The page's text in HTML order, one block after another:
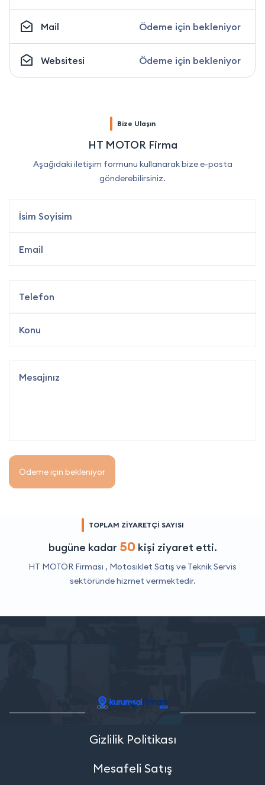
Mail Ödeme için bekleniyor
Websitesi Ödeme için bekleniyor
Bize Ulaşın
HT MOTOR Firma
Aşağıdaki iletişim formunu kullanarak bize e-posta
gönderebilirsiniz.
Ödeme için bekleniyor
TOPLAM ZİYARETÇİ SAYISI
bugüne kadar 50 kişi ziyaret etti.
HT MOTOR Firması , Motosiklet Satış ve Teknik Servis
sektöründe hizmet vermektedir.
Gizlilik Politikası
Mesafeli Satış